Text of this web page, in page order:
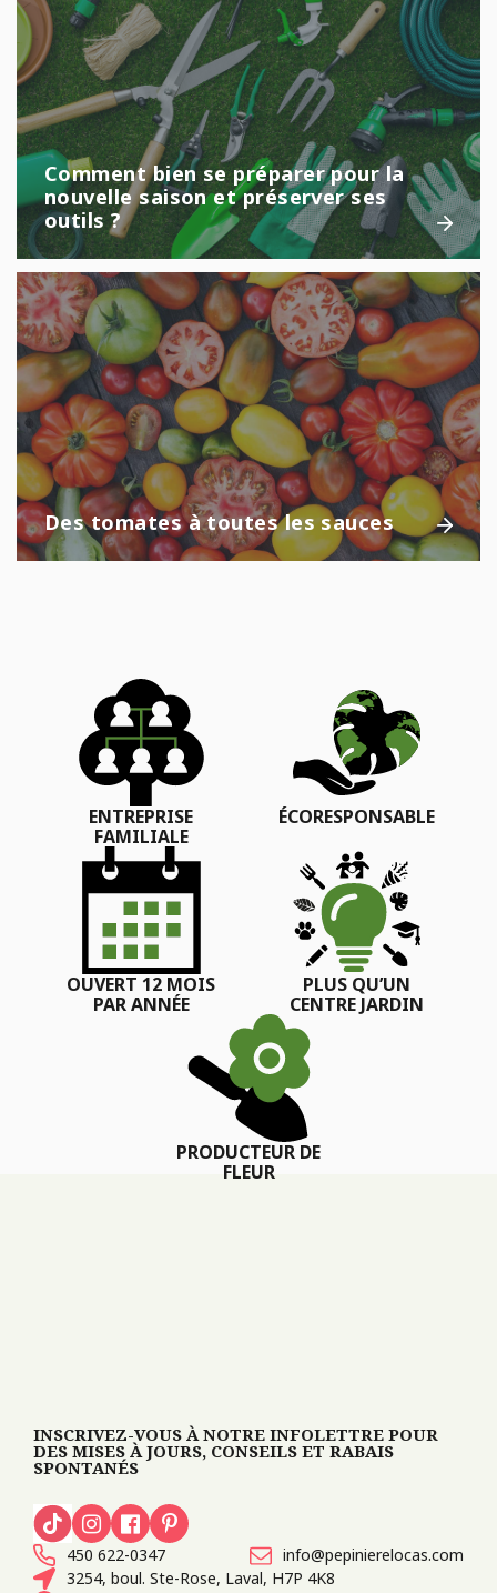
Comment bien se préparer pour la
nouvelle saison et préserver ses
outils ?
Des tomates à toutes les sauces
ENTREPRISE
FAMILIALE
ÉCORESPONSABLE
OUVERT 12 MOIS
PAR ANNÉE
PLUS QU’UN
CENTRE JARDIN
PRODUCTEUR DE
FLEUR
INSCRIVEZ-VOUS À NOTRE INFOLETTRE POUR
DES MISES À JOURS, CONSEILS ET RABAIS
SPONTANÉS
450 622-0347
info@pepinierelocas.com
3254, boul. Ste-Rose, Laval, H7P 4K8